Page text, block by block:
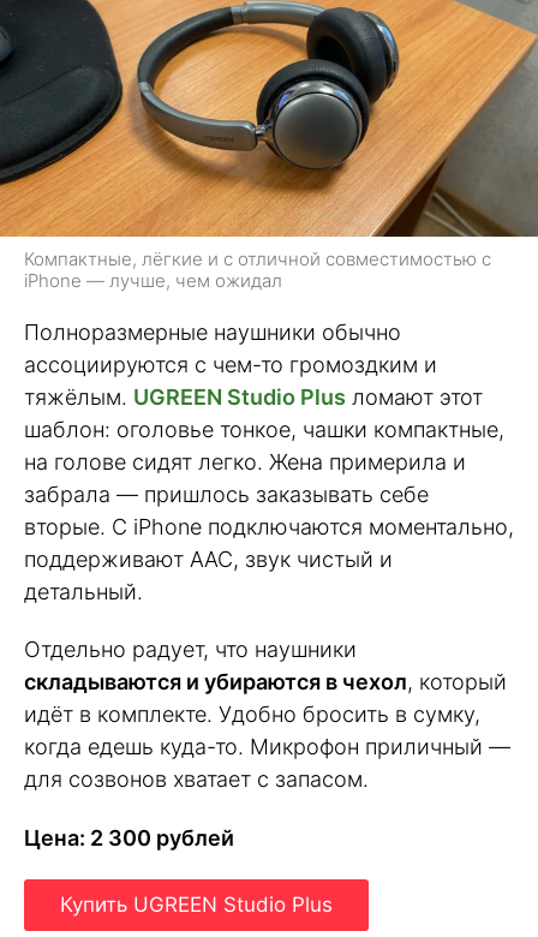
Компактные, лёгкие и с отличной совместимостью с
iPhone — лучше, чем ожидал
Полноразмерные наушники обычно
ассоциируются с чем-то громоздким и
тяжёлым. UGREEN Studio Plus ломают этот
шаблон: оголовье тонкое, чашки компактные,
на голове сидят легко. Жена примерила и
забрала — пришлось заказывать себе
вторые. С iPhone подключаются моментально,
поддерживают AAC, звук чистый и
детальный.
Отдельно радует, что наушники
складываются и убираются в чехол, который
идёт в комплекте. Удобно бросить в сумку,
когда едешь куда-то. Микрофон приличный —
для созвонов хватает с запасом.
Цена: 2 300 рублей
Купить UGREEN Studio Plus